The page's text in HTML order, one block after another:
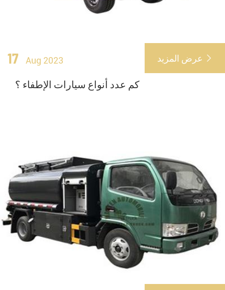
17 Aug 2023 عرض المزيد 
كم عدد أنواع سيارات الإطفاء ؟